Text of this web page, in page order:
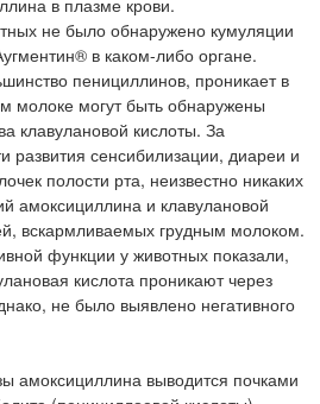
не было обнаружено кумуляции
в каком-либо органе.
пенициллинов, проникает в
молоке могут быть обнаружены
клавулановой кислоты. За
развития сенсибилизации, диареи и
полости рта, неизвестно никаких
амоксициллина и клавулановой
вскармливаемых грудным молоком.
функции у животных показали,
кислота проникают через
не было выявлено негативного
амоксициллина выводится почками